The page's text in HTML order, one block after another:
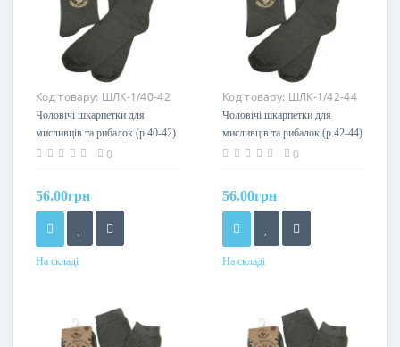
Код товару: ШЛК-1/40-42
Чоловічі шкарпетки для
мисливців та рибалок (р.40-42)
Acropolis
0
56.00грн
На складі
Код товару: ШЛК-1/42-44
Чоловічі шкарпетки для
мисливців та рибалок (р.42-44)
Acropolis
0
56.00грн
На складі